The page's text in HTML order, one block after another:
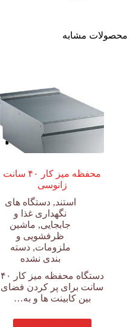
محصولات مشابه
محفظه میز کار ۴۰ سانت
زانوسی
استند,دستگاه های
نگهداری غذا و
جابجایی, ماشین
ظرفشویی و
ملزومات,دسته
بندی نشده
دستگاه محفظه میز کار ۴۰
سانت برای پر کردن فضای
بین کابینت ها و به…